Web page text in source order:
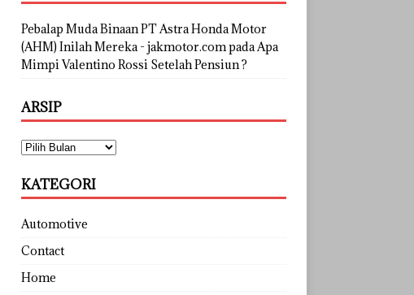
Pebalap Muda Binaan PT Astra Honda Motor
(AHM) Inilah Mereka - jakmotor.compadaApa
Mimpi Valentino Rossi Setelah Pensiun ?
ARSIP
KATEGORI
Automotive
Contact
Home